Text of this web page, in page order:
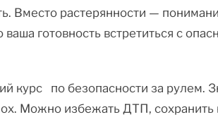
Вместо растерянности —
готовность встретиться с
курс по безопасности за рулем.
Можно избежать ДТП,